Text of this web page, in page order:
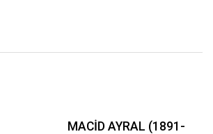
MACİD AYRAL (1891-